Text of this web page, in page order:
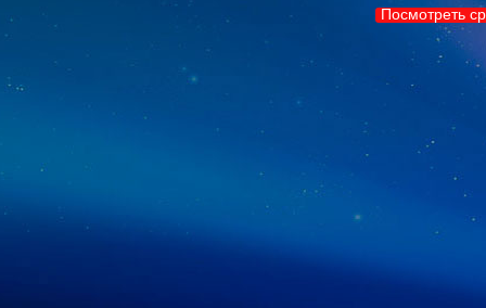
Посмотреть